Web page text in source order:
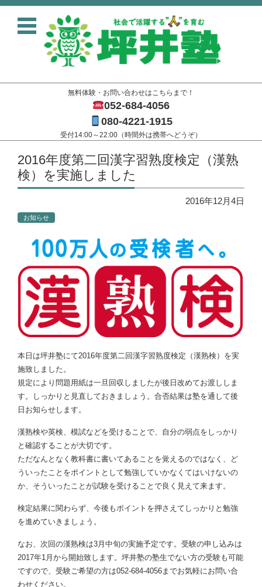
無料体験・お問い合わせはこちらまで！
052-684-4056
080-4221-1915
受付14:00～22:00（時間外は携帯へどうぞ）
コンテンツに移動
2016年度第二回漢字習熟度検定（漢熟
検）を実施しました
2016年12月4日
お知らせ
本日は坪井塾にて2016年度第二回漢字習熟度検定（漢熟検）を実
施致しました。
規定により問題用紙は一旦回収しましたが後日改めてお渡ししま
す。しっかりと見直しておきましょう。合否結果は塾を通して後
日お知らせします。
漢熟検や英検、模試などを受けることで、自分の弱点をしっかり
と確認することが大切です。
ただなんとなく教科書に書いてあることを覚えるのではなく、ど
ういったことをポイントとして勉強していかなくてはいけないの
か、そういったことが試験を受けることで良く見えて来ます。
検定結果に関わらず、今後もポイントを押さえてしっかりと勉強
を進めていきましょう。
なお、次回の漢熟検は3月中旬の実施予定です。受験の申し込みは
2017年1月から開始致します。坪井塾の塾生でない方の受験も可能
ですので、受験ご希望の方は052-684-4056までお気軽にお問い合
わせください。